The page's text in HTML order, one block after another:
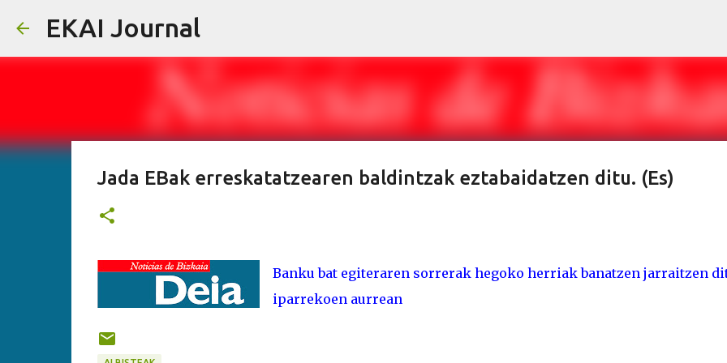
EKAI Journal
Jada EBak erreskatatzearen baldintzak eztabaidatzen ditu. (Es)
Banku bat egiteraren sorrerak hegoko herriak banatzen jarraitzen
iparrekoen aurrean